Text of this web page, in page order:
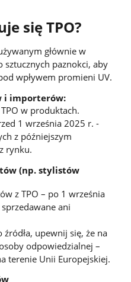
się TPO?
głównie w
paznokci, aby
wpływem promieni UV.
i importerów:
w produktach.
1 września 2025 r. -
z późniejszym
rynku.
(np. stylistów
z TPO – po 1 września
ani
upewnij się, że na
odpowiedzialnej –
terenie Unii Europejskiej.